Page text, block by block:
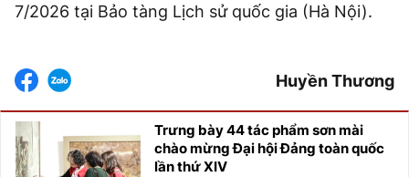
7/2026 tại Bảo tàng Lịch sử quốc gia (Hà Nội).
Huyền Thương
Trưng bày 44 tác phẩm sơn mài
chào mừng Đại hội Đảng toàn quốc
lần thứ XIV